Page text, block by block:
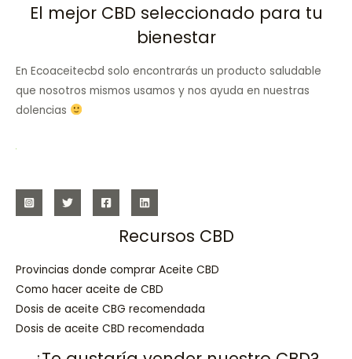
El mejor CBD seleccionado para tu
bienestar
En Ecoaceitecbd solo encontrarás un producto saludable
que nosotros mismos usamos y nos ayuda en nuestras
dolencias
Recursos CBD
Provincias donde comprar Aceite CBD
Como hacer aceite de CBD
Dosis de aceite CBG recomendada
Dosis de aceite CBD recomendada